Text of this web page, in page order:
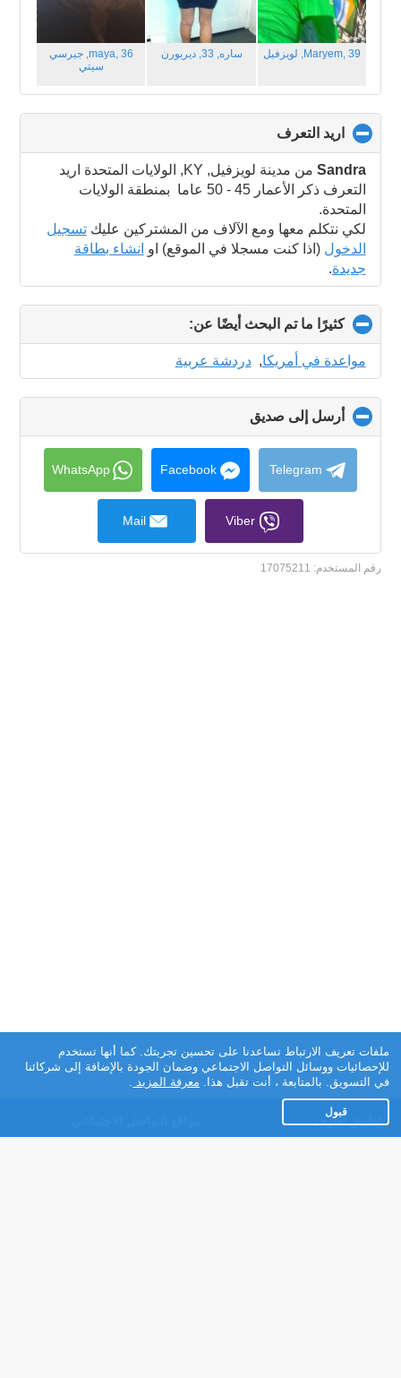
Maryem, 39, لويزفيل ساره, 33, ديربورن maya, 36, جيرسي
سيتي
اريد التعرف
to
collapse
contents
Sandra
من مدينة لويزفيل, KY, الولايات المتحدة اريد
التعرف ذكر الأعمار 45 - 50 عاما بمنطقة الولايات
المتحدة.
لكي نتكلم معها ومع الآلاف من المشتركين عليكتسجيل
الدخول (اذا كنت مسجلا في الموقع) او انشاء بطاقة
جديدة.
كثيرًا ما تم البحث أيضًا عن:
to
collapse
contents
مواعدة في أمريكا,دردشة عربية
أرسل إلى صديق
to
collapse
contents
Telegram
Facebook
WhatsApp
Viber
Mail
رقم المستخدم: 17075211
تطبيق تعارف
ملفات تعريف الارتباط تساعدنا على تحسين تجربتك. كما أنها تستخدم
للإحصائيات ووسائل التواصل الاجتماعي وضمان الجودة بالإضافة إلى شركائنا
في التسويق. بالمتابعة ، أنت تقبل هذا. معرفة المزيد .
قبول